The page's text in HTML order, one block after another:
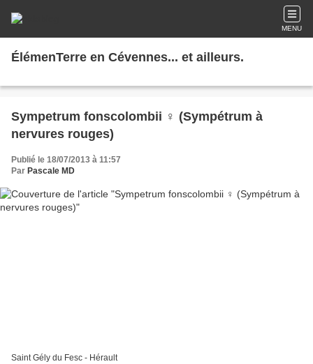
MENU
ÉlémenTerre en Cévennes... et ailleurs.
Sympetrum fonscolombii ♀ (Sympétrum à
nervures rouges)
Publié le 18/07/2013 à 11:57
Par Pascale MD
Saint Gély du Fesc - Hérault